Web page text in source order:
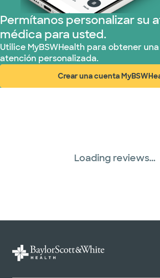
TriWest HealthCare (1 planes)
United HealthCare (33 planes)
WellMed (15 planes)
Permítanos personalizar su
médica para usted.
Utilice MyBSWHealth para obtener
atención personalizada.
Crear una cuenta(abre en
Loading reviews...